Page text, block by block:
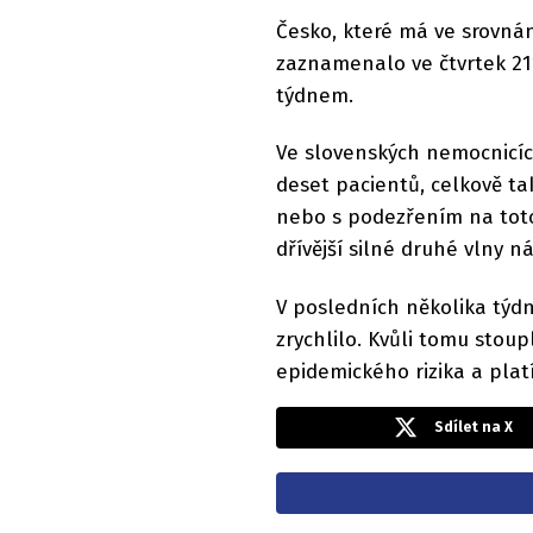
Česko, které má ve
zaznamenalo ve čtvrtek
týdnem.
Ve slovenských
deset pacientů, celkově
nebo s podezřením na
dřívější silné druhé vlny
V posledních několika
zrychlilo. Kvůli tomu
epidemického rizika a
Sdílet na X